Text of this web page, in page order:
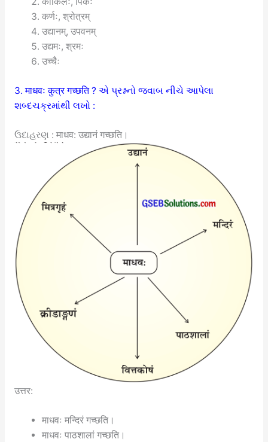
कर्णः, श्रोत्रम्
उद्यानम्, उपवनम्
उद्यमः, श्रमः
उच्चैः
3. माधवः कुत्र गच्छति ? એ પ્રશ્નનો જવાબ નીચે આપેલા
શબ્દચક્રમાંથી લખો :
ઉદાહરણ : माधव: उद्यानं गच्छति।
उत्तर:
माधवः मन्दिरं गच्छति।
माधवः पाठशालां गच्छति।